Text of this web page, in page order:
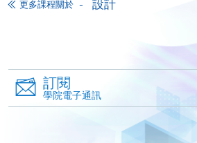
香港大學專業進修學院提供24小時
大部份公開招生的課程(以先到先得
申請人可在網上使用「繳費靈」
機)、VISA 或 Mastercard。除上述
讀學歷頒授課程設有網上服務，在
信支付」(Online WeChat Pay) 、
Alipay) 或 「轉數快」(FPS) 繳付學
更多課程關於 設計
訂閱
學院電子通訊